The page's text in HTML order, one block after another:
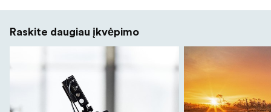
Raskite daugiau įkvėpimo